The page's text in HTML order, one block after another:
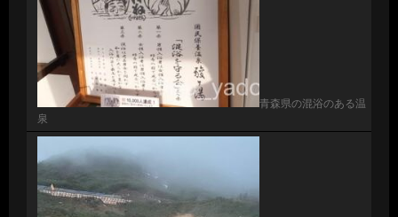
青森県の混浴のある温
泉